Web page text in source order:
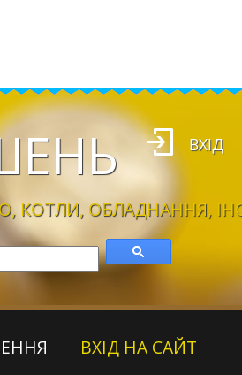
КОТЛИ, ОБЛАДНАННЯ,
ВХІД
ВХІД НА САЙТ